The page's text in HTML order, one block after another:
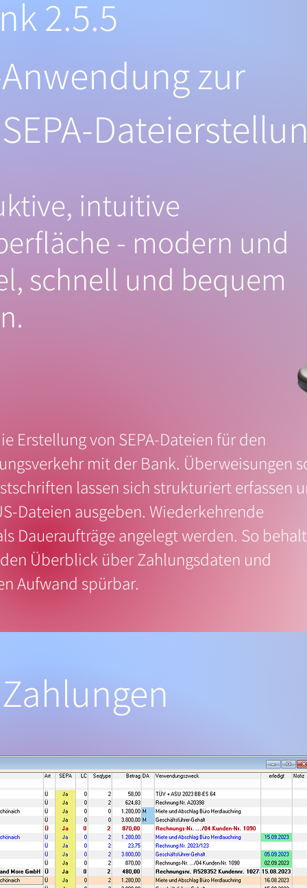
2.5.5
intuitive
- modern und
schnell und bequem
zur
Erstellung von SEPA-Dateien für den
mit der Bank. Überweisungen
lassen sich strukturiert erfassen
Dateien ausgeben. Wiederkehrende
Daueraufträge angelegt werden. So
Überblick über Zahlungsdaten und
Aufwand spürbar.